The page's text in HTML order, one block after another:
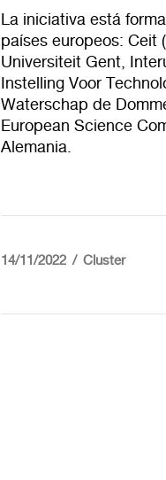
La iniciativa está
países europeos: Ceit
Universiteit Gent,
Instelling Voor
Waterschap de
European Science
Alemania.
14/11/2022 Cluster